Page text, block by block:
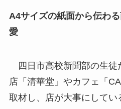
A4サイズの紙面から伝わ
愛
四日市高校新聞部の生徒
店「清華堂」やカフェ「
取材し、店が大事にして